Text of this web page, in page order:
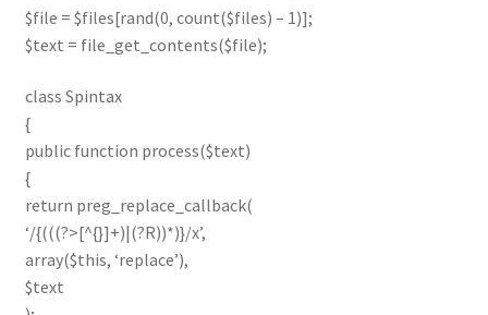
$file = $files[rand(0, count($files) – 1)];
$text = file_get_contents($file);
class Spintax
{
public function process($text)
{
return preg_replace_callback(
‘/{(((?>[^{}]+)|(?R))*)}/x’,
array($this, ‘replace’),
$text